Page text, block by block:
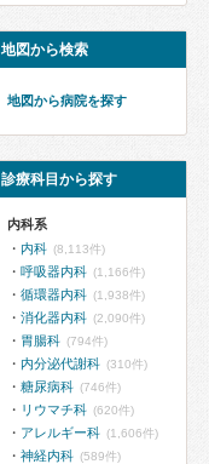
地図から検索
地図から病院を探す
診療科目から探す
内科系
内科 (8,113件)
呼吸器内科 (1,166件)
循環器内科 (1,938件)
消化器内科 (2,090件)
胃腸科 (794件)
内分泌代謝科 (310件)
糖尿病科 (746件)
リウマチ科 (620件)
アレルギー科 (1,606件)
神経内科 (589件)